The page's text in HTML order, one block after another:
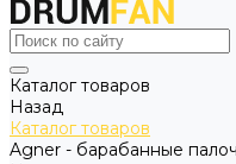
Каталог товаров
Назад
Каталог товаров
Agner - барабанные